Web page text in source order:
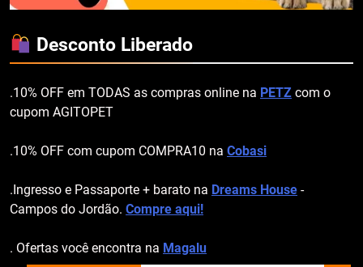
Desconto Liberado
.10% OFF em TODAS as compras online na PETZ com o
cupom AGITOPET
.10% OFF com cupom COMPRA10 na Cobasi
.Ingresso e Passaporte + barato na Dreams House -
Campos do Jordão. Compre aqui!
. Ofertas você encontra na Magalu